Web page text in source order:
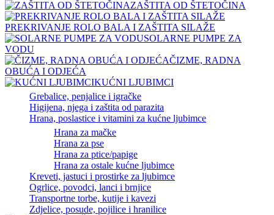
ZAŠTITA OD ŠTETOČINA
PREKRIVANJE ROLO BALA I ZAŠTITA SILAŽE
SOLARNE PUMPE ZA
VODU
ČIZME, RADNA
OBUĆA I ODJEĆA
KUĆNI LJUBIMCI
Grebalice, penjalice i igračke
Higijena, njega i zaštita od parazita
Hrana, poslastice i vitamini za kućne ljubimce
Hrana za mačke
Hrana za pse
Hrana za ptice/papige
Hrana za ostale kućne ljubimce
Kreveti, jastuci i prostirke za ljubimce
Ogrlice, povodci, lanci i brnjice
Transportne torbe, kutije i kavezi
Zdjelice, posude, pojilice i hranilice